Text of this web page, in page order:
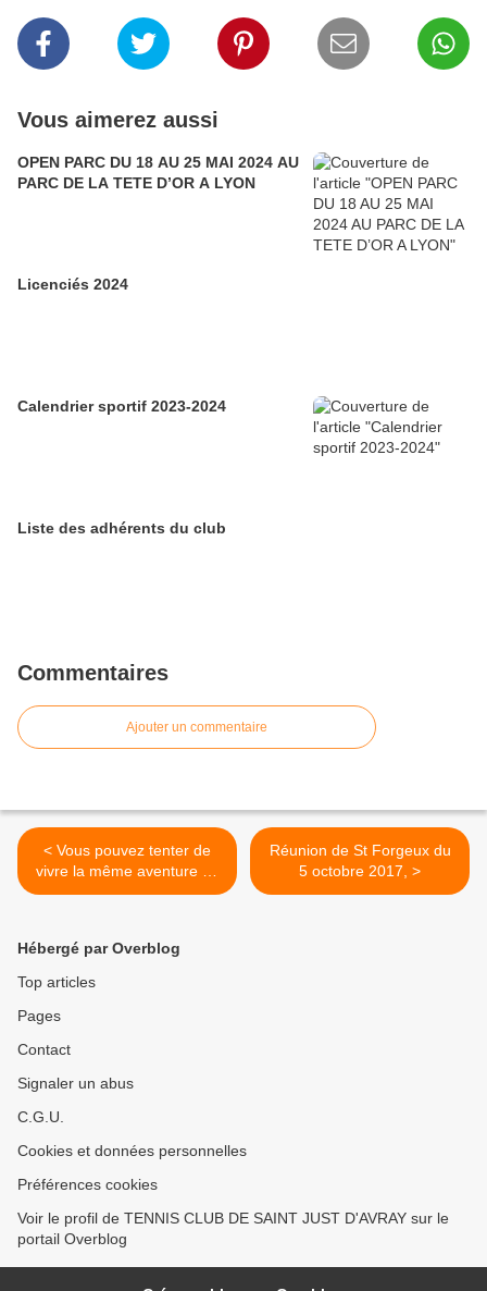
Vous aimerez aussi
OPEN PARC DU 18 AU 25 MAI 2024 AU
PARC DE LA TETE D’OR A LYON
Licenciés 2024
Calendrier sportif 2023-2024
Liste des adhérents du club
Commentaires
Ajouter un commentaire
< Vous pouvez tenter de
vivre la même aventure en
participant à la campagne
Réunion de St Forgeux du
5 octobre 2017, >
Hébergé par Overblog
Top articles
Pages
Contact
Signaler un abus
C.G.U.
Cookies et données personnelles
Préférences cookies
Voir le profil de TENNIS CLUB DE SAINT JUST D'AVRAY sur le
portail Overblog